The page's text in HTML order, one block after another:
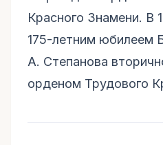
Красного Знамени. В
175-летним юбилеем
А. Степанова
орденом Трудового